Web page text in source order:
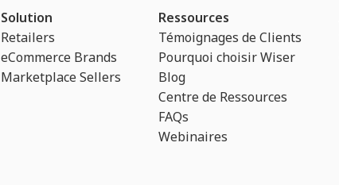
Solution
Retailers
eCommerce Brands
Marketplace Sellers
Ressources
Témoignages de Clients
Pourquoi choisir Wiser
Blog
Centre de Ressources
FAQs
Webinaires